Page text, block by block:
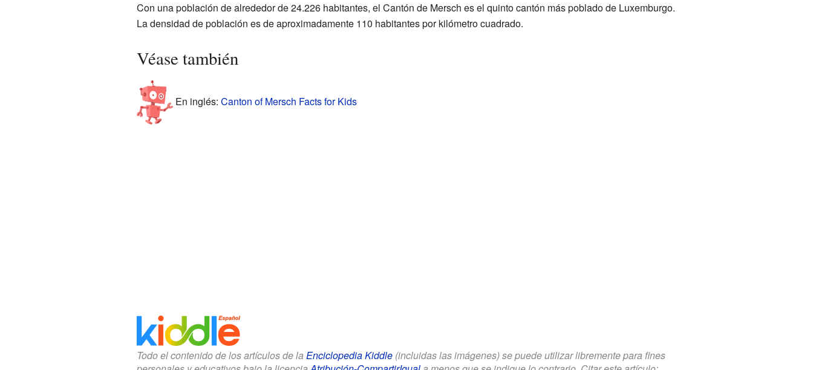
Con una población de alrededor de 24.226 habitantes, el Cantón de Mersch es el quinto cantón más poblado de Luxemburgo.
La densidad de población es de aproximadamente 110 habitantes por kilómetro cuadrado.
Véase también
En inglés: Canton of Mersch Facts for Kids
Todo el contenido de los artículos de la Enciclopedia Kiddle(incluidas las imágenes) se puede utilizar libremente para fines